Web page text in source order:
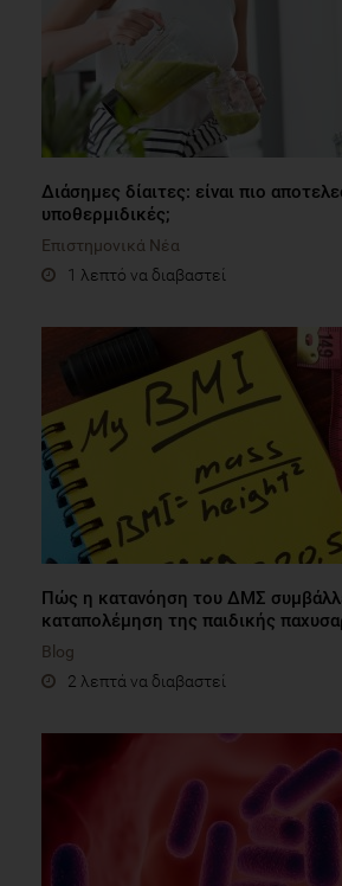
Διάσημες δίαιτες: είναι πιο
υποθερμιδικές;
Επιστημονικά Νέα
1 λεπτό να διαβαστεί
Πώς η κατανόηση του ΔΜΣ
καταπολέμηση της παιδικής
Blog
2 λεπτά να διαβαστεί